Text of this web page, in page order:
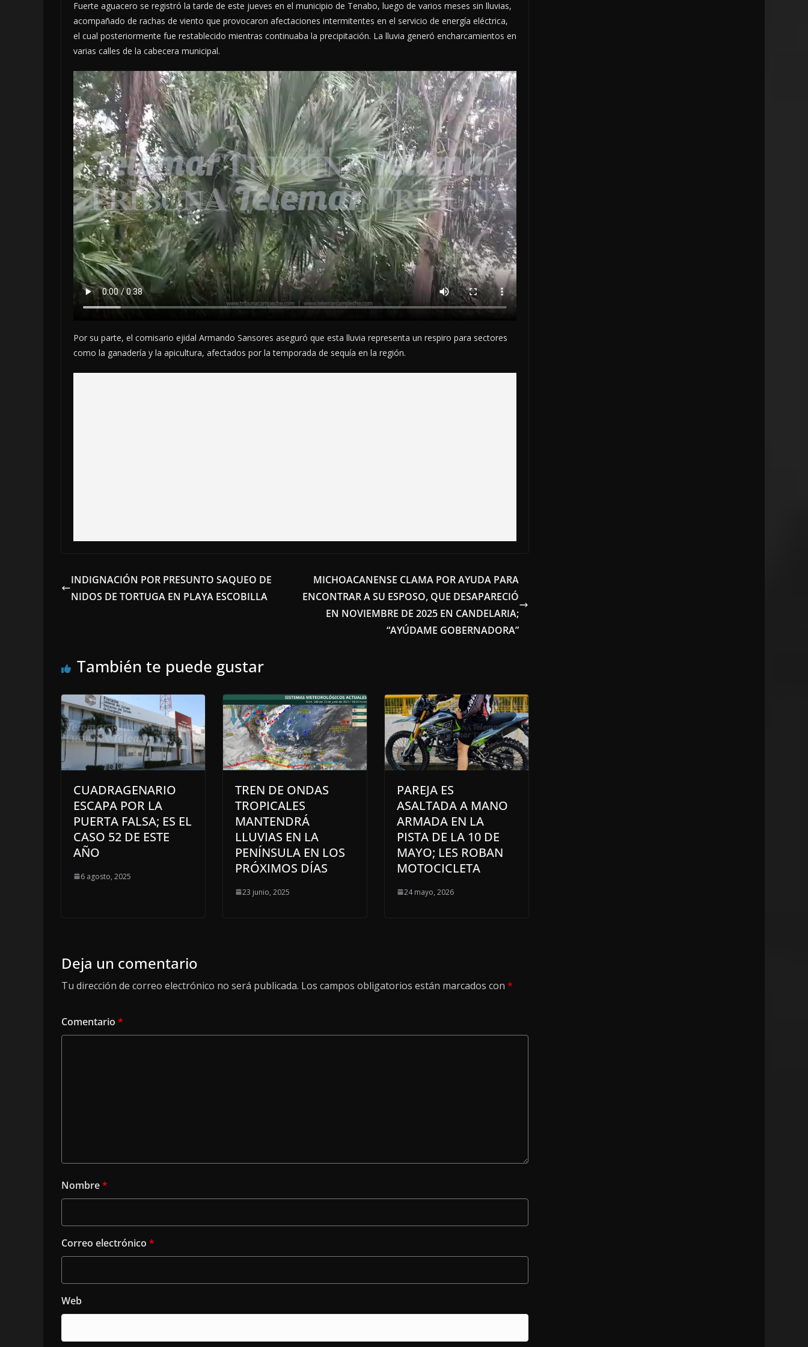
Fuerte aguacero se registró la tarde de este jueves en el municipio de Tenabo, luego de varios meses sin lluvias,
acompañado de rachas de viento que provocaron afectaciones intermitentes en el servicio de energía eléctrica,
el cual posteriormente fue restablecido mientras continuaba la precipitación. La lluvia generó encharcamientos en
varias calles de la cabecera municipal.
Por su parte, el comisario ejidal Armando Sansores aseguró que esta lluvia representa un respiro para sectores
como la ganadería y la apicultura, afectados por la temporada de sequía en la región.
INDIGNACIÓN POR PRESUNTO SAQUEO DE
NIDOS DE TORTUGA EN PLAYA ESCOBILLA
MICHOACANENSE CLAMA POR AYUDA PARA
ENCONTRAR A SU ESPOSO, QUE DESAPARECIÓ
EN NOVIEMBRE DE 2025 EN CANDELARIA;
“AYÚDAME GOBERNADORA”
También te puede gustar
CUADRAGENARIO
ESCAPA POR LA
PUERTA FALSA; ES EL
CASO 52 DE ESTE
AÑO
6 agosto, 2025
TREN DE ONDAS
TROPICALES
MANTENDRÁ
LLUVIAS EN LA
PENÍNSULA EN LOS
PRÓXIMOS DÍAS
23 junio, 2025
PAREJA ES
ASALTADA A MANO
ARMADA EN LA
PISTA DE LA 10 DE
MAYO; LES ROBAN
MOTOCICLETA
24 mayo, 2026
Deja un comentario
Tu dirección de correo electrónico no será publicada. Los campos obligatorios están marcados con *
Comentario *
Nombre*
Correo electrónico *
Web